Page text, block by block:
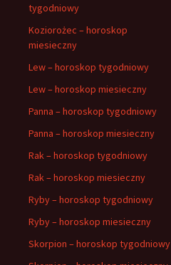
tygodniowy
Koziorożec – horoskop
miesieczny
Lew – horoskop tygodniowy
Lew – horoskop miesieczny
Panna – horoskop tygodniowy
Panna – horoskop miesieczny
Rak – horoskop tygodniowy
Rak – horoskop miesieczny
Ryby – horoskop tygodniowy
Ryby – horoskop miesieczny
Skorpion – horoskop tygodniowy